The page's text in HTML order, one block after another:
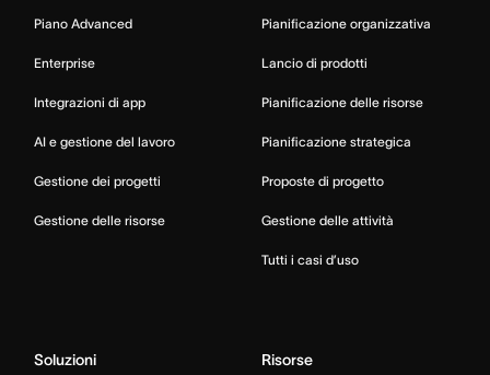
Piano Advanced
Enterprise
Integrazioni di app
AI e gestione del lavoro
Gestione dei progetti
Gestione delle risorse
Pianificazione organizzativa
Lancio di prodotti
Pianificazione delle risorse
Pianificazione strategica
Proposte di progetto
Gestione delle attività
Tutti i casi d’uso
Soluzioni Risorse